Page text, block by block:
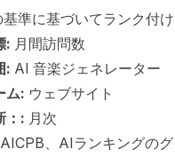
準に基づいてランク付
: 月間訪問数
: AI 音楽ジェネレーター
ム: ウェブサイト
：: 月次
AICPB、AIランキングの